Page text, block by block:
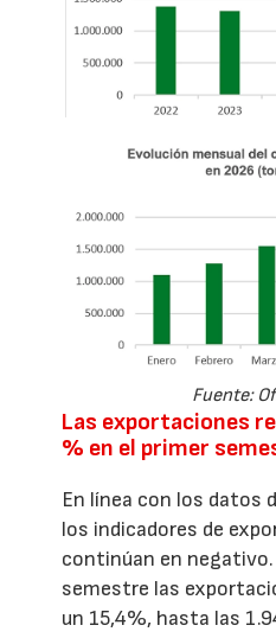
Fuente:
Las exportaciones
% en el primer
En línea con los datos
los indicadores de
continúan en negativo.
semestre las
un 15,4%, hasta las